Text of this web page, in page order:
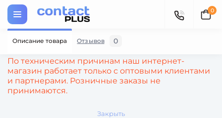
По техническим причинам наш интернет-
магазин работает только с оптовыми клиентами
и партнерами. Розничные заказы не
принимаются.
Закрыть
0
Описание товара Отзывов 0